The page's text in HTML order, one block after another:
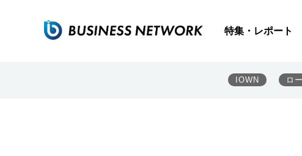
特集・レポート
IOWN ロ